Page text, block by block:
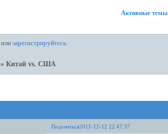
Активные темы
илизарегистрируйтесь.
»Китай vs. США
Поделиться2011-12-12 22:47:37